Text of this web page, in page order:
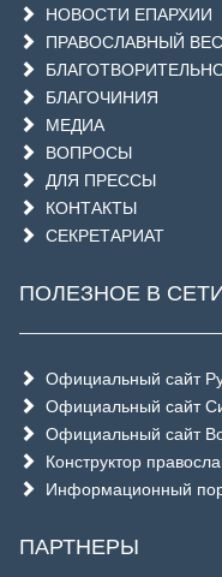
НОВОСТИ ЕПАРХИИ
ПРАВОСЛАВНЫЙ
БЛАГОЧИНИЯ
МЕДИА
ВОПРОСЫ
ДЛЯ ПРЕССЫ
КОНТАКТЫ
СЕКРЕТАРИАТ
ПОЛЕЗНОЕ В
Официальный сайт
Официальный сайт
Официальный сайт
Конструктор
Информационный
ПАРТНЕРЫ